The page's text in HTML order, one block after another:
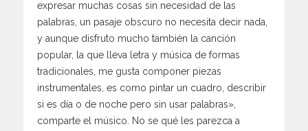
expresar muchas cosas sin necesidad de las
palabras, un pasaje obscuro no necesita decir nada,
y aunque disfruto mucho también la canción
popular, la que lleva letra y música de formas
tradicionales, me gusta componer piezas
instrumentales, es como pintar un cuadro, describir
si es día o de noche pero sin usar palabras»,
comparte el músico. No se qué les parezca a